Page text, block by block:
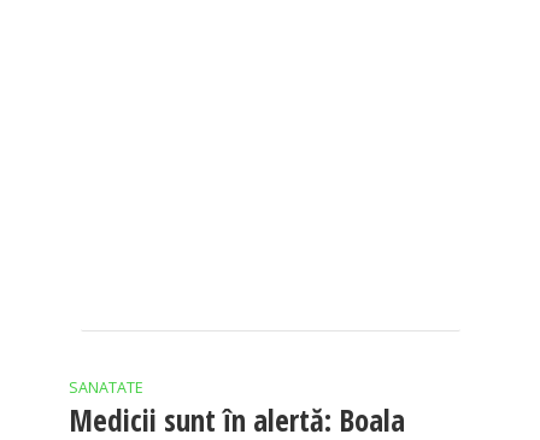
SANATATE
Medicii sunt în alertă: Boala